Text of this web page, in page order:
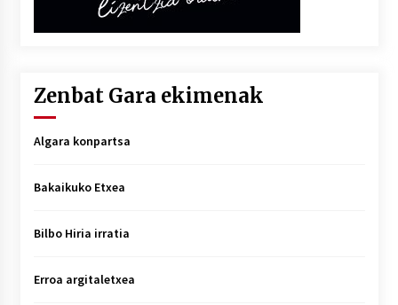
Zenbat Gara ekimenak
Algara konpartsa
Bakaikuko Etxea
Bilbo Hiria irratia
Erroa argitaletxea